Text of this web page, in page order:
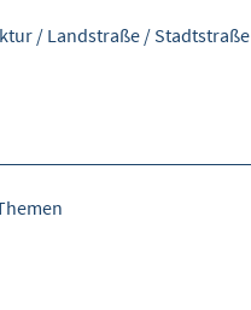
/ Landstraße / Stadtstraße